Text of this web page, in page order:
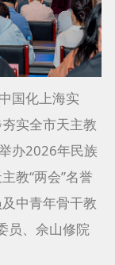
国化上海实
实全市天主教
办2026年民族
教“两会”名誉
中青年骨干教
员、佘山修院